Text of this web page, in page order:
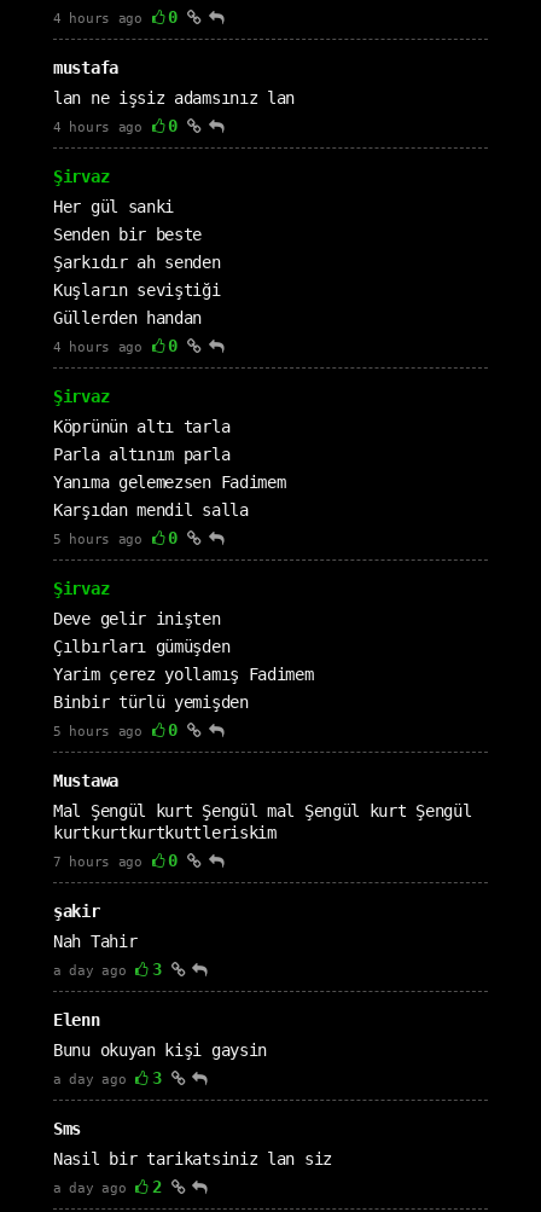
4 hours ago 0
mustafa
lan ne işsiz adamsınız lan
4 hours ago 0
Şirvaz
Her gül sanki
Senden bir beste
Şarkıdır ah senden
Kuşların seviştiği
Güllerden handan
4 hours ago 0
Şirvaz
Köprünün altı tarla
Parla altınım parla
Yanıma gelemezsen Fadimem
Karşıdan mendil salla
5 hours ago 0
Şirvaz
Deve gelir inişten
Çılbırları gümüşden
Yarim çerez yollamış Fadimem
Binbir türlü yemişden
5 hours ago 0
Mustawa
Mal Şengül kurt Şengül mal Şengül kurt Şengül
kurtkurtkurtkuttleriskim
7 hours ago 0
şakir
Nah Tahir
a day ago 3
Elenn
Bunu okuyan kişi gaysin
a day ago 3
Sms
Nasil bir tarikatsiniz lan siz
a day ago 2